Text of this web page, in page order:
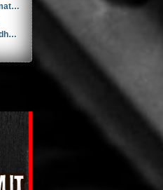
Benvenuti all'Informativa sulla Privacy
Callister.it : Versandhandel seit 2002